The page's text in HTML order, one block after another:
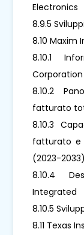
Electronics
8.9.5
8.10 Maxim
8.10.1
Corporation
8.10.2
fatturato
8.10.3
fatturato e
(2023-2033)
8.10.4
Integrated
8.10.5
8.11 Texas